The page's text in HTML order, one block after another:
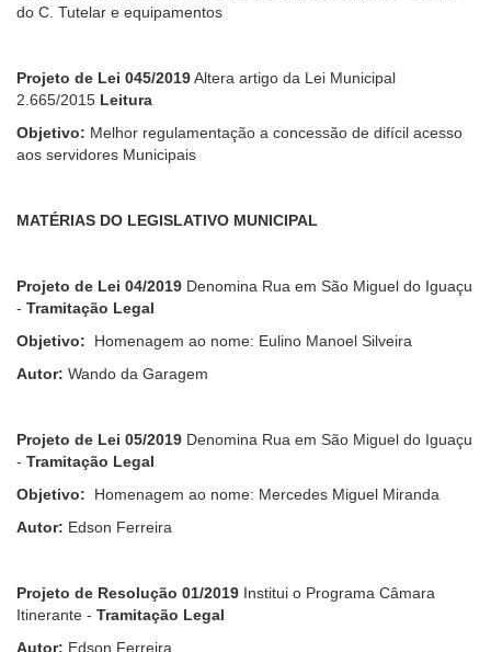
do C. Tutelar e equipamentos
Projeto de Lei 045/2019Altera artigo da Lei Municipal
2.665/2015 Leitura
Objetivo: Melhor regulamentação a concessão de difícil acesso
aos servidores Municipais
MATÉRIAS DO LEGISLATIVO MUNICIPAL
Projeto de Lei 04/2019 Denomina Rua em São Miguel do Iguaçu
- Tramitação Legal
Objetivo: Homenagem ao nome: Eulino Manoel Silveira
Autor: Wando da Garagem
Projeto de Lei 05/2019 Denomina Rua em São Miguel do Iguaçu
- Tramitação Legal
Objetivo: Homenagem ao nome: Mercedes Miguel Miranda
Autor: Edson Ferreira
Projeto de Resolução 01/2019 Institui o Programa Câmara
Itinerante - Tramitação Legal
Autor: Edson Ferreira